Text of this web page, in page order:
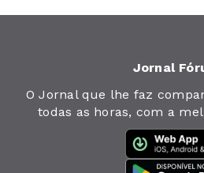
Jornal
O Jornal que lhe faz
todas as horas, com a